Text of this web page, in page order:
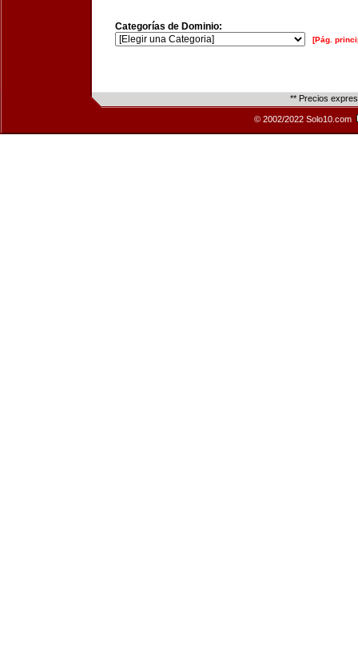
Categorías de Dominio:
[Pág.
** Precios
© 2002/2022 Solo10.com